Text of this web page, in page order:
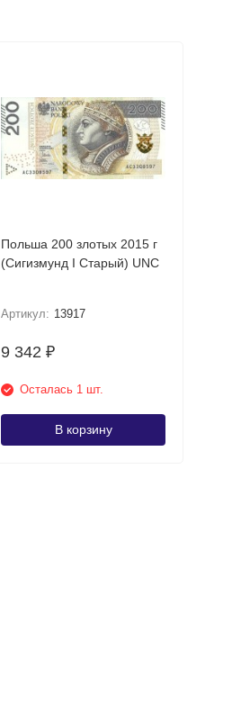
Польша 200 злотых 2015 г
(Сигизмунд I Старый) UNC
Артикул: 13917
9 342₽
Осталась 1 шт.
В корзину